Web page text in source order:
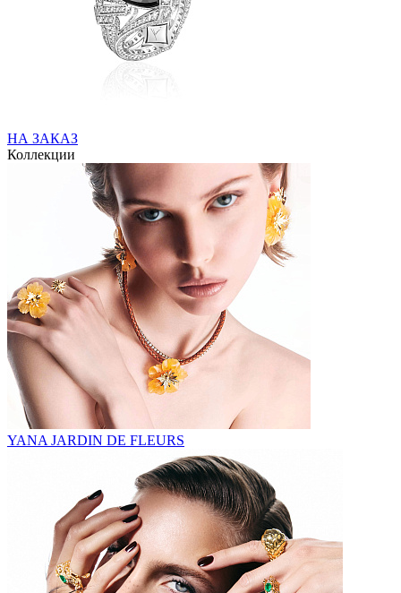
НА ЗАКАЗ
Коллекции
YANA JARDIN DE FLEURS